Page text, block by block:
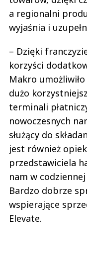
a regionalni
wyjaśnia i
– Dzięki
korzyści
Makro
dużo
terminali
nowoczesnych
służący do
jest również
przedstawiciela
nam w
Bardzo dobrze
wspierające
Elevate.